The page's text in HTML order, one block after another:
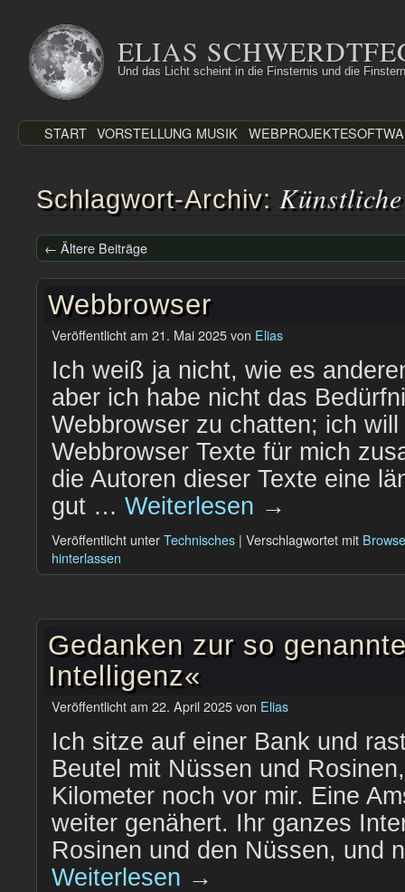
Inhalt
springen
ELIAS
Und das Licht scheint in die Finsternis und die
START VORSTELLUNG MUSIK WEBPROJEKTE
Schlagwort-Archiv:
← Ältere Beiträge
Webbrowser
Veröffentlicht am 21. Mai 2025von Elias
Ich weiß ja nicht, wie es
aber ich habe nicht das
Webbrowser zu chatten; ich
Webbrowser Texte für mich
die Autoren dieser Texte eine
gut … Weiterlesen →
Veröffentlicht unterTechnisches | Verschlagwortet mit
hinterlassen
Gedanken zur so
Intelligenz«
Veröffentlicht am 22. April 2025von Elias
Ich sitze auf einer Bank und
Beutel mit Nüssen und
Kilometer noch vor mir. Eine
weiter genähert. Ihr ganzes
Rosinen und den Nüssen, und
Weiterlesen →